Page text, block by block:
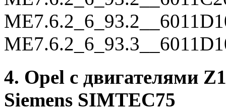
4. Opel с двигателями
Siemens SIMTEC75